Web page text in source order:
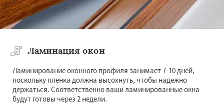
Ламинация окон
Ламинирование оконного профиля занимает 7-10 дней,
поскольку пленка должна высохнуть, чтобы надежно
держаться. Соответственно ваши ламинированные окна
будут готовы через 2 недели.